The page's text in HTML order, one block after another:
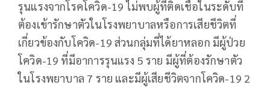
รุนแรงจากโรคโควิด-19 ไม่พบผู้ที่ติดเชื้อในระดับที่
ต้องเข้ารักษาตัวในโรงพยาบาลหรือการเสียชีวิตที่
เกี่ยวข้องกับโควิด-19 ส่วนกลุ่มที่ได้ยาหลอก มีผู้ป่วย
โควิด-19 ที่มีอาการรุนแรง 5 ราย มีผู้ที่ต้องรักษาตัว
ในโรงพยาบาล 7 ราย และมีผู้เสียชีวิตจากโควิด-19 2